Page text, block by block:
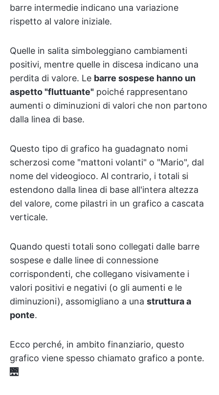
barre intermedie indicano una variazione
rispetto al valore iniziale.
Quelle in salita simboleggiano cambiamenti
positivi, mentre quelle in discesa indicano una
perdita di valore. Le barre sospese hanno un
aspetto "fluttuante" poiché rappresentano
aumenti o diminuzioni di valori che non partono
dalla linea di base.
Questo tipo di grafico ha guadagnato nomi
scherzosi come "mattoni volanti" o "Mario", dal
nome del videogioco. Al contrario, i totali si
estendono dalla linea di base all'intera altezza
del valore, come pilastri in un grafico a cascata
verticale.
Quando questi totali sono collegati dalle barre
sospese e dalle linee di connessione
corrispondenti, che collegano visivamente i
valori positivi e negativi (o gli aumenti e le
diminuzioni), assomigliano a una struttura a
ponte.
Ecco perché, in ambito finanziario, questo
grafico viene spesso chiamato grafico a ponte.
🌉